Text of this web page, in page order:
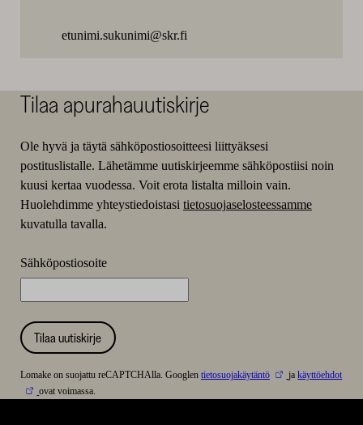
etunimi.sukunimi@skr.fi
Tilaa apurahauutiskirje
Ole hyvä ja täytä sähköpostiosoitteesi liittyäksesi
postituslistalle. Lähetämme uutiskirjeemme sähköpostiisi noin
kuusi kertaa vuodessa. Voit erota listalta milloin vain.
Huolehdimme yhteystiedoistasi tietosuojaselosteessamme
kuvatulla tavalla.
Sähköpostiosoite
Tilaa uutiskirje
Lomake on suojattu reCAPTCHAlla. Googlen tietosuojakäytäntö jakäyttöehdot
ovat voimassa.